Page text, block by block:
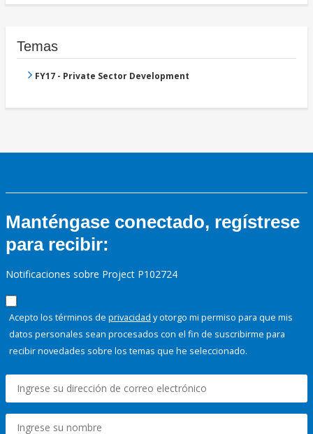
Temas
FY17 - Private Sector Development
Manténgase conectado, regístrese
para recibir:
Notificaciones sobre Project P102724
Acepto los términos de privacidad y otorgo mi permiso para que mis
datos personales sean procesados con el fin de suscribirme para
recibir novedades sobre los temas que he seleccionado.